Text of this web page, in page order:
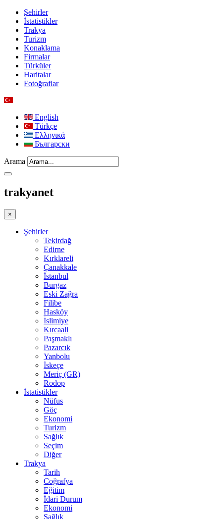
Şehirler
İstatistikler
Trakya
Turizm
Konaklama
Firmalar
Türküler
Haritalar
Fotoğraflar
English
Türkçe
Ελληνικά
Български
Arama
trakyanet
×
Şehirler
Tekirdağ
Edirne
Kırklareli
Çanakkale
İstanbul
Burgaz
Eski Zağra
Filibe
Hasköy
İslimiye
Kırcaali
Paşmaklı
Pazarcık
Yanbolu
İskeçe
Meriç (GR)
Rodop
İstatistikler
Nüfus
Göç
Ekonomi
Turizm
Sağlık
Seçim
Diğer
Trakya
Tarih
Coğrafya
Eğitim
İdari Durum
Ekonomi
Sağlık